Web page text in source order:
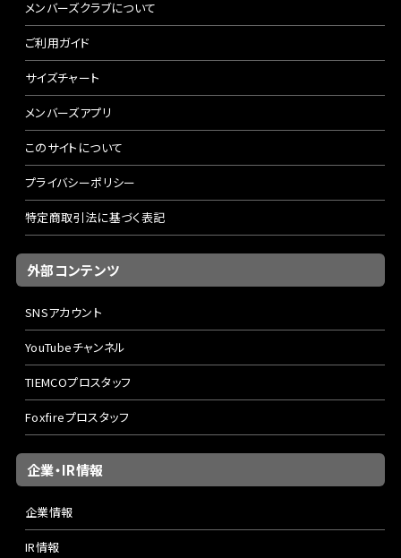
メンバーズクラブについて
ご利用ガイド
サイズチャート
メンバーズアプリ
このサイトについて
プライバシーポリシー
特定商取引法に基づく表記
外部コンテンツ
SNSアカウント
YouTubeチャンネル
TIEMCOプロスタッフ
Foxfireプロスタッフ
企業・IR情報
企業情報
IR情報